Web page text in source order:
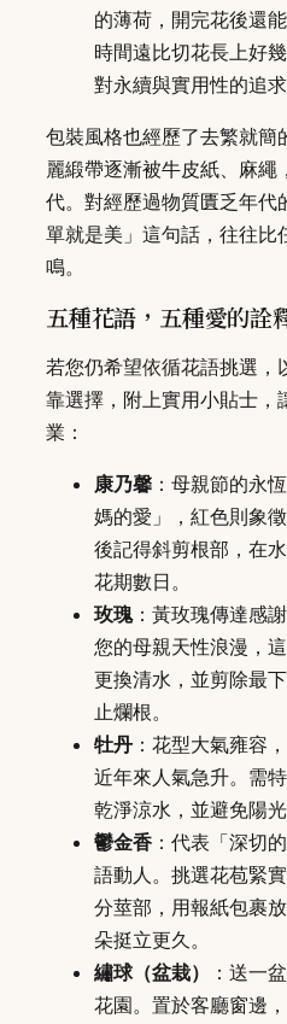
的薄荷，開完花後還
時間遠比切花長上好
對永續與實用性的追求
包裝風格也經歷了去繁就簡
麗緞帶逐漸被牛皮紙、麻繩
代。對經歷過物質匱乏年代
單就是美」這句話，往往比
鳴。
五種花語，五種愛的詮
若您仍希望依循花語挑選，
靠選擇，附上實用小貼士，
業：
康乃馨 ：母親節的永
媽的愛」，紅色則象
後記得斜剪根部，在
花期數日。
玫瑰：黃玫瑰傳達感
您的母親天性浪漫，
更換清水，並剪除最
止爛根。
牡丹 ：花型大氣雍容
近年來人氣急升。需
乾淨涼水，並避免陽光
鬱金香 ：代表「深切
語動人。挑選花苞緊
分莖部，用報紙包裹
朵挺立更久。
繡球（盆栽）
：送一
花園。置於客廳窗邊